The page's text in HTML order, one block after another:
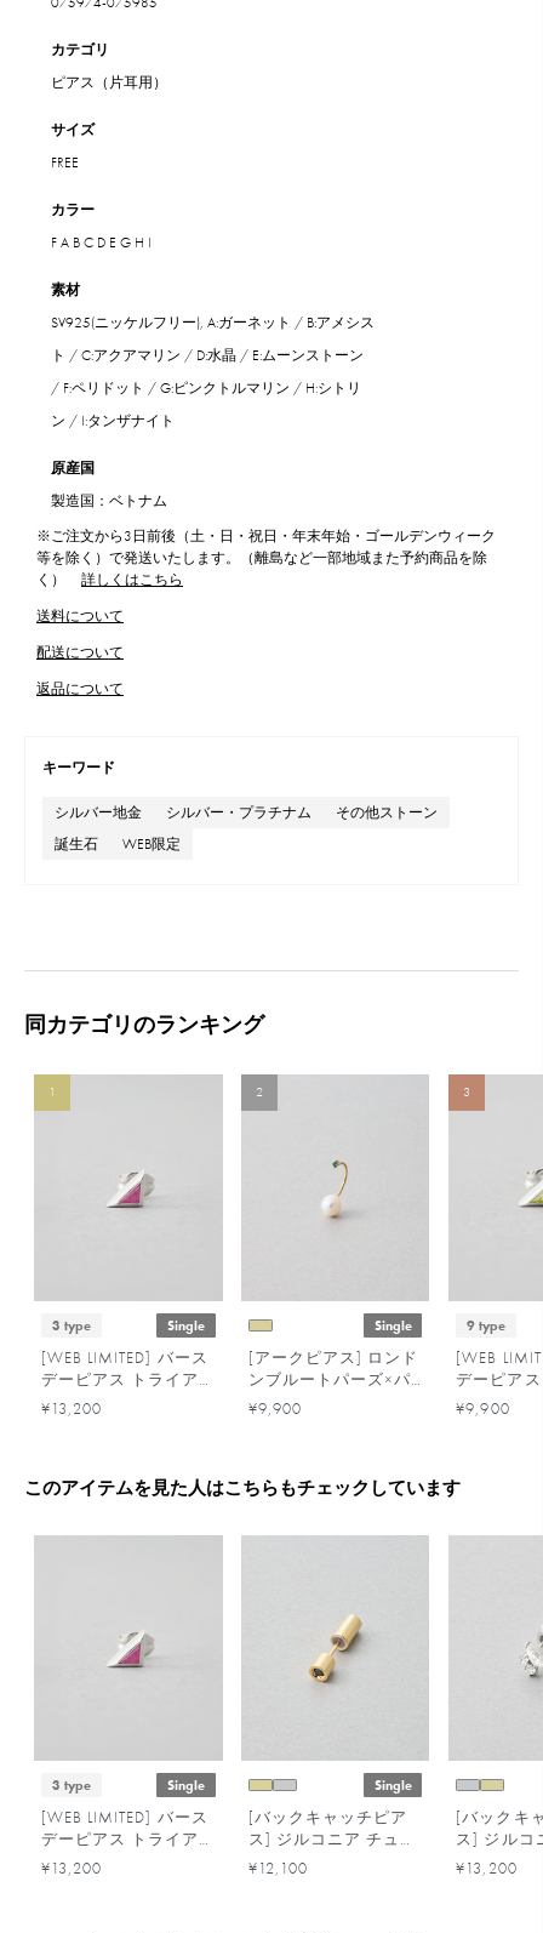
カテゴリ
ピアス（片耳用）
サイズ
FREE
カラー
FA BC D E G H I
素材
SV925(ニッケルフリー), A:ガーネット / B:アメシス
ト / C:アクアマリン / D:水晶 / E:ムーンストーン
/ F:ペリドット / G:ピンクトルマリン / H:シトリ
ン / I:タンザナイト
原産国
製造国：ベトナム
※ご注文から3日前後（土・日・祝日・年末年始・ゴールデンウィーク
等を除く）で発送いたします。（離島など一部地域また予約商品を除
く）
詳しくはこちら
送料について
配送について
返品について
キーワード
シルバー地金 シルバー・プラチナム
その他ストーン
誕生石
WEB限定
同カテゴリのランキング
1
3 type Single
[WEB LIMITED] バース
デーピアス トライア
ングル /5月・7月・9
¥13,200
2
Single
[アークピアス] ロンド
ンブルートパーズ×パ
ール
¥9,900
3
9 type
[WEB
デーピア
ングル /1
月・4月
¥9,900
このアイテムを見た人はこちらもチェックしています
3 type Single
[WEB LIMITED] バース
デーピアス トライア
ングル /5月・7月・9
¥13,200
Single
[バックキャッチピア
ス] ジルコニア チュー
ブ
¥12,100
[バックキ
ス] ジルコ
ズ
¥13,200